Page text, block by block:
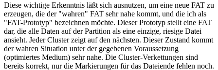
Diese wichtige Erkenntnis läßt sich ausnutzen, um eine neue FAT zu
erzeugen, die der "wahren" FAT sehr nahe kommt, und die ich als
"FAT-Prototyp" bezeichnen möchte. Dieser Prototyp stellt eine FAT
dar, die alle Daten auf der Partition als eine einzige, riesige Datei
ansieht. Jeder Cluster zeigt auf den nächsten. Dieser Zustand kommt
der wahren Situation unter der gegebenen Voraussetzung
(optimiertes Medium) sehr nahe. Die Cluster-Verkettungen sind
bereits korrekt, nur die Markierungen für das Dateiende fehlen noch.